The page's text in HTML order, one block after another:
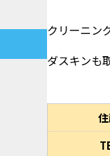
クリーニン
ダスキンも